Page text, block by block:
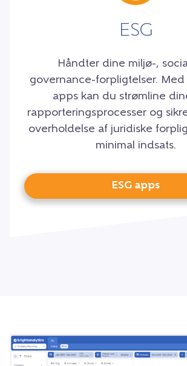
ESG
Håndter dine miljø-,
governance-forpligtelser. Med
apps kan du strømline
rapporteringsprocesser og
overholdelse af juridiske
minimal indsats.
ESG apps